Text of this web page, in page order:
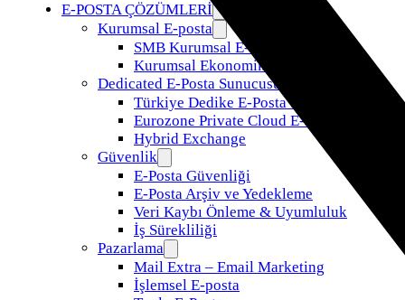
E-POSTA ÇÖZÜMLERİ
Kurumsal E-posta
SMB Kurumsal E-Posta
Kurumsal Ekonomik E-Posta
Dedicated E-Posta Sunucusu
Türkiye Dedike E-Posta Sunucusu
Eurozone Private Cloud E-Posta
Hybrid Exchange
Güvenlik
E-Posta Güvenliği
E-Posta Arşiv ve Yedekleme
Veri Kaybı Önleme & Uyumluluk
İş Sürekliliği
Pazarlama
Mail Extra – Email Marketing
İşlemsel E-posta